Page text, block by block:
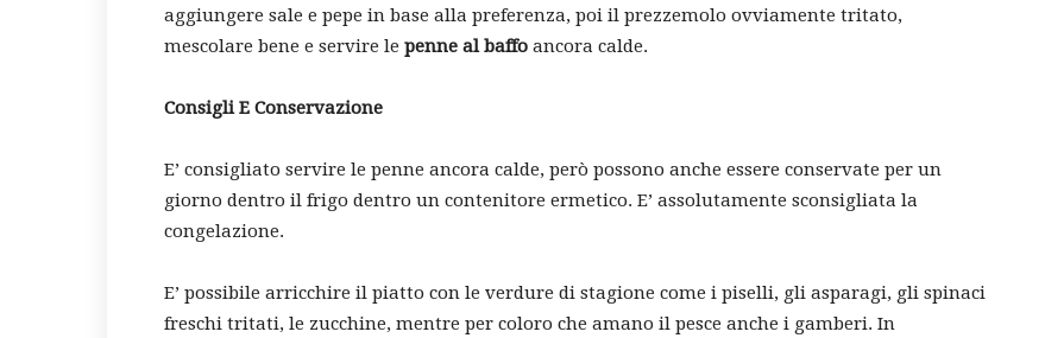
aggiungere sale e pepe in base alla preferenza, poi il prezzemolo ovviamente tritato,
mescolare bene e servire le penne al baffo ancora calde.
Consigli E Conservazione
E’ consigliato servire le penne ancora calde, però possono anche essere conservate per un
giorno dentro il frigo dentro un contenitore ermetico. E’ assolutamente sconsigliata la
congelazione.
E’ possibile arricchire il piatto con le verdure di stagione come i piselli, gli asparagi, gli spinaci
freschi tritati, le zucchine, mentre per coloro che amano il pesce anche i gamberi. In